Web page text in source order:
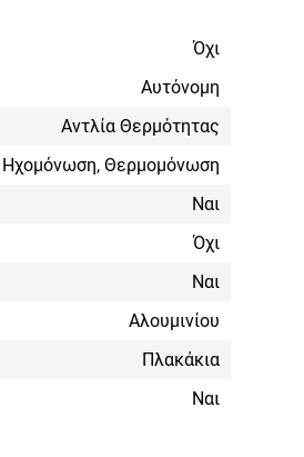
Όχι
Αυτόνομη
Αντλία Θερμότητας
Ηχομόνωση, Θερμομόνωση
Ναι
Όχι
Ναι
Αλουμινίου
Πλακάκια
Ναι